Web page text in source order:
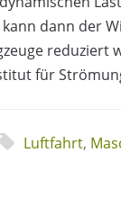
dann der
reduziert
für
Luftfahrt,